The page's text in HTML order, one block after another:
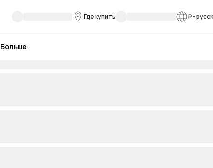
Где купить ₽-
Больше